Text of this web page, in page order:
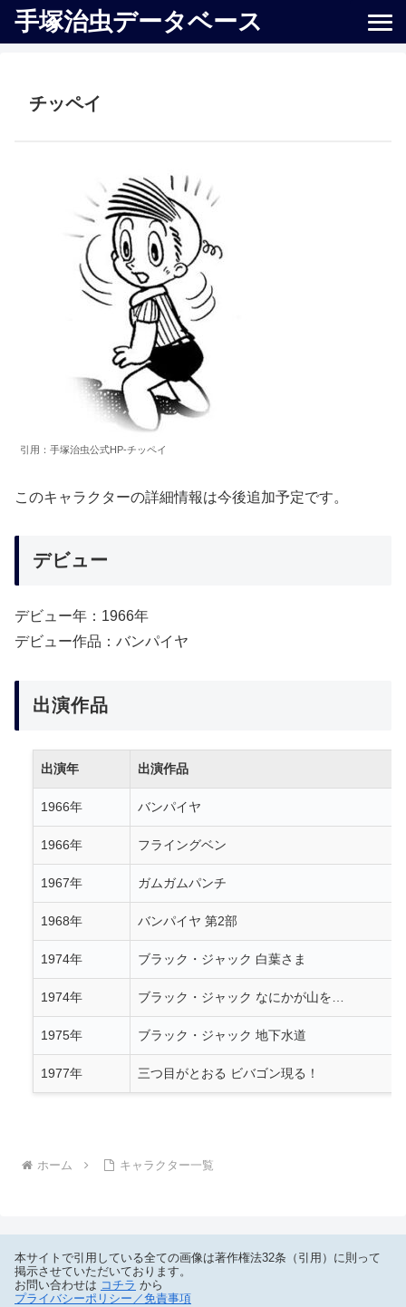
手塚治虫データベース
チッペイ
引用：手塚治虫公式HP-チッペイ
このキャラクターの詳細情報は今後追加予定です。
デビュー
デビュー年：1966年
デビュー作品：バンパイヤ
出演作品
出演年 出演作品
1966年 バンパイヤ
1966年 フライングベン
1967年 ガムガムパンチ
1968年 バンパイヤ 第2部
1974年 ブラック・ジャック 白葉さま
1974年 ブラック・ジャック なにかが山を…
1975年 ブラック・ジャック 地下水道
1977年 三つ目がとおる ビバゴン現る！
ホーム キャラクター一覧
本サイトで引用している全ての画像は著作権法32条（引用）に則って
掲示させていただいております。
お問い合わせは コチラ から
プライバシーポリシー／免責事項